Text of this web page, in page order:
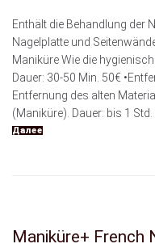
Enthält die Behandlung der
Nagelplatte und
Maniküre Wie die
Dauer: 30-50 Min. 50€
Entfernung des alten
(Maniküre). Dauer: bis 1 Std.
Далее
Maniküre+ French